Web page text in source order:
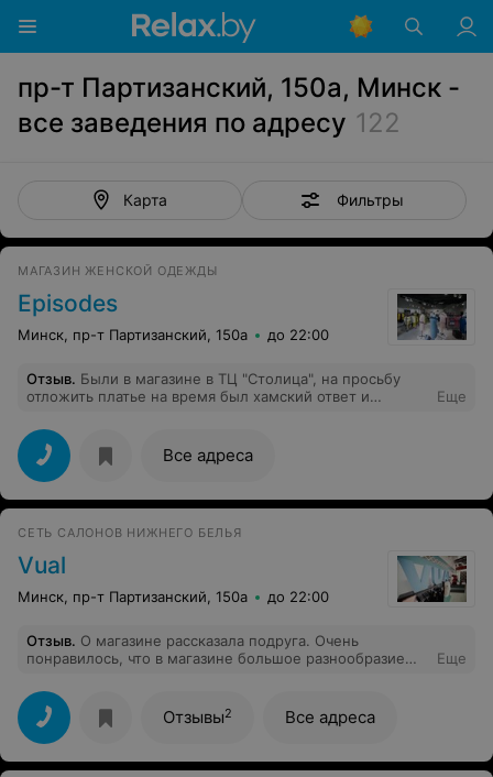
пр-т Партизанский, 150а, Минск -
все заведения по адресу 122
Карта Фильтры
МАГАЗИН ЖЕНСКОЙ ОДЕЖДЫ
Episodes
Минск, пр-т Партизанский, 150а до 22:00
Отзыв. Были в магазине в ТЦ "Столица", на просьбу
отложить платье на время был хамский ответ и
вам!
Еще
Все адреса
СЕТЬ САЛОНОВ НИЖНЕГО БЕЛЬЯ
Vual
Минск, пр-т Партизанский, 150а до 22:00
Отзыв. О магазине рассказала подруга. Очень
понравилось, что в магазине большое разнообразие
нестандартным размером, это очень важно). Качество
хорошее, видно сразу, что белье действительно
стоящее. Хотела бы ещё отметить внимательную
девушку-консультанта, которая помогла подобрать
именно "мой" комплект. Теперь буду приходить в
Еще
Отзывы2 Все адреса